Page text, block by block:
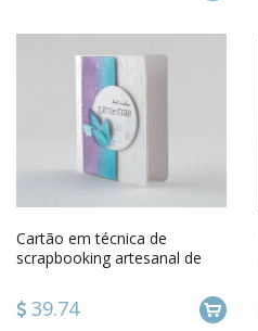
Cartão em técnica de
scrapbooking artesanal de
39.74